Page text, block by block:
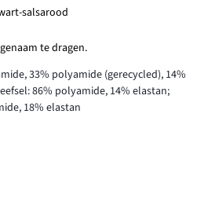
salsarood
te dragen.
33% polyamide (gerecycled), 14%
86% polyamide, 14% elastan;
18% elastan